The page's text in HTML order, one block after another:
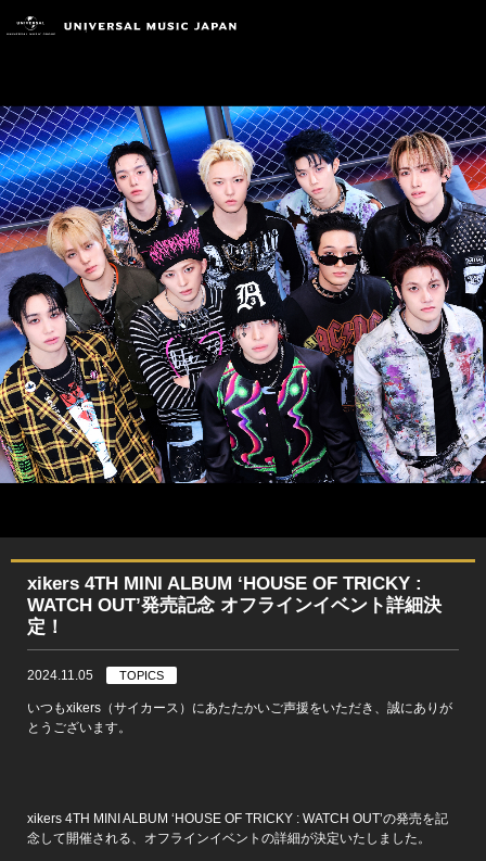
xikers 4TH MINI ALBUM ‘HOUSE OF TRICKY :
WATCH OUT’発売記念 オフラインイベント詳細決
定！
2024.11.05 TOPICS
いつもxikers（サイカース）にあたたかいご声援をいただき、誠にありが
とうございます。
xikers 4TH MINI ALBUM ‘HOUSE OF TRICKY : WATCH OUT’の発売を記
念して開催される、オフラインイベントの詳細が決定いたしました。